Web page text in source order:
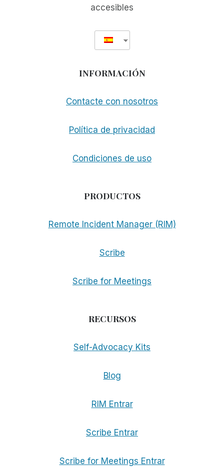
accesibles
INFORMACIÓN
Contacte con nosotros
Política de privacidad
Condiciones de uso
PRODUCTOS
Remote Incident Manager (RIM)
Scribe
Scribe for Meetings
RECURSOS
Self-Advocacy Kits
Blog
RIM Entrar
Scribe Entrar
Scribe for Meetings Entrar